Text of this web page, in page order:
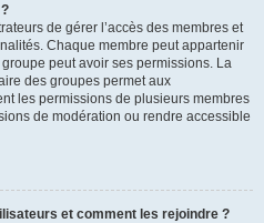
de gérer l’accès des membres et
Chaque membre peut appartenir
peut avoir ses permissions. La
des groupes permet aux
les permissions de plusieurs membres
de modération ou rendre accessible
et comment les rejoindre ?